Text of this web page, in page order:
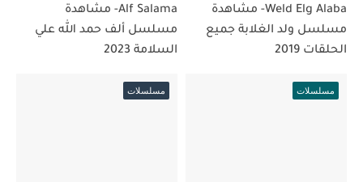
Weld Elg Alaba- مشاهدة
مسلسل ولد الغلابة جميع
الحلقات 2019
Alf Salama- مشاهدة
مسلسل ألف حمد الله علي
السلامة 2023
مسلسلات مسلسلات